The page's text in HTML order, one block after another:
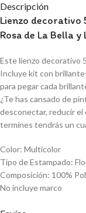
Descripción
Lienzo decorativo
Rosa de La Bella y
Este lienzo decorativo
Incluye kit con
para pegar cada
¿Te has cansado de
desconectar, reducir
termines tendrás un
Color: Multicolor
Tipo de Estampado:
Composición: 100%
No incluye marco